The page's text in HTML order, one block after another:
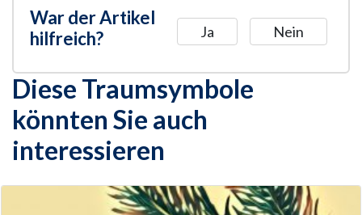
War der Artikel
hilfreich?
Ja Nein
Diese Traumsymbole
könnten Sie auch
interessieren